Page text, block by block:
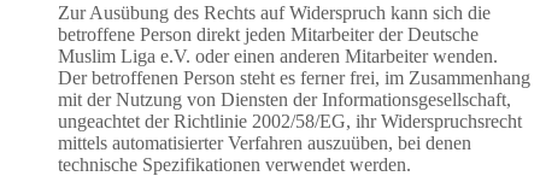
Zur Ausübung des Rechts auf Widerspruch kann sich die
betroffene Person direkt jeden Mitarbeiter der Deutsche
Muslim Liga e.V. oder einen anderen Mitarbeiter wenden.
Der betroffenen Person steht es ferner frei, im Zusammenhang
mit der Nutzung von Diensten der Informationsgesellschaft,
ungeachtet der Richtlinie 2002/58/EG, ihr Widerspruchsrecht
mittels automatisierter Verfahren auszuüben, bei denen
technische Spezifikationen verwendet werden.